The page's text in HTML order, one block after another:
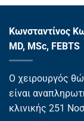
Κωνσταντίνος
MD, MSc, FEBTS
Ο χειρουργός
είναι
κλινικής 251